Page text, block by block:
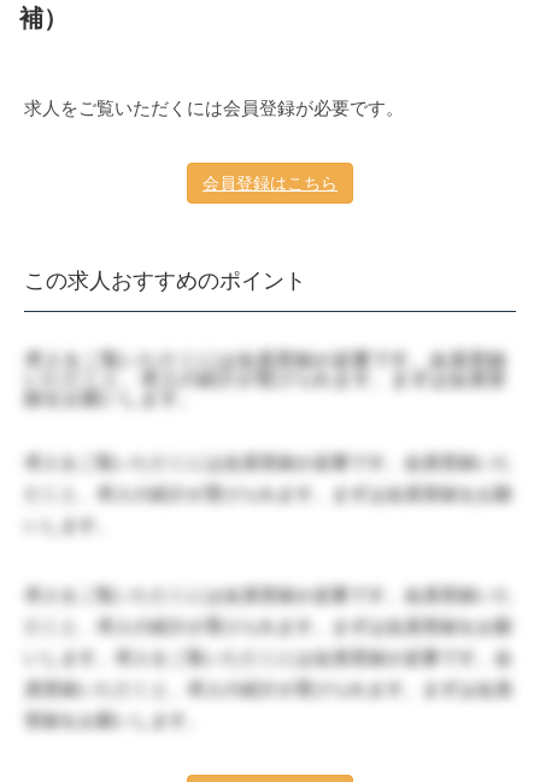
補）
求人をご覧いただくには会員登録が必要です。
会員登録はこちら
この求人おすすめのポイント
求人をご覧いただくには会員登録が必要です。会員登録
録をお願いします。
求人をご覧いただくには会員登録が必要です。会員登録いた
だくと、求人の紹介が受けられます。まずは会員登録をお願
いします。
求人をご覧いただくには会員登録が必要です。会員登録いた
だくと、求人の紹介が受けられます。まずは会員登録をお願
いします。求人をご覧いただくには会員登録が必要です。会
員登録いただくと、求人の紹介が受けられます。まずは会員
登録をお願いします。